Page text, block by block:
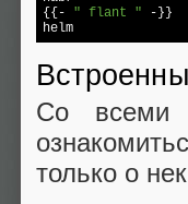
{{- " flant " -}}
Со всеми
только о